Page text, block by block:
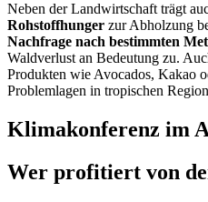
Neben der Landwirtschaft trägt
Rohstoffhunger zur Abholzung
Nachfrage nach bestimmten
Waldverlust an Bedeutung zu.
Produkten wie Avocados, Kakao
Problemlagen in tropischen
Klimakonferenz im
Wer profitiert von